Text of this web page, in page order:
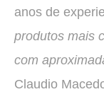
anos de
produtos mais
com
Claudio